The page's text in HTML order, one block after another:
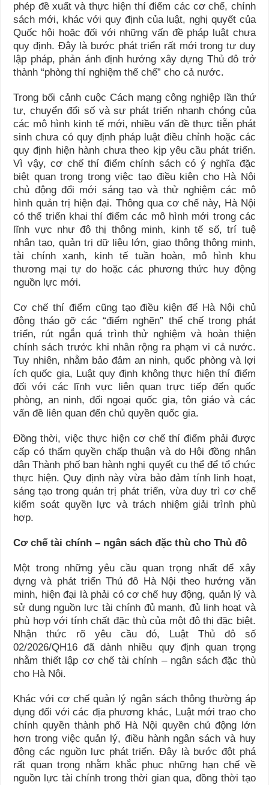
phép đề xuất và thực hiện thí điểm các cơ chế, chính
sách mới, khác với quy định của luật, nghị quyết của
Quốc hội hoặc đối với những vấn đề pháp luật chưa
quy định. Đây là bước phát triển rất mới trong tư duy
lập pháp, phản ánh định hướng xây dựng Thủ đô trở
thành “phòng thí nghiệm thể chế” cho cả nước.
Trong bối cảnh cuộc Cách mạng công nghiệp lần thứ
tư, chuyển đổi số và sự phát triển nhanh chóng của
các mô hình kinh tế mới, nhiều vấn đề thực tiễn phát
sinh chưa có quy định pháp luật điều chỉnh hoặc các
quy định hiện hành chưa theo kịp yêu cầu phát triển.
Vì vậy, cơ chế thí điểm chính sách có ý nghĩa đặc
biệt quan trọng trong việc tạo điều kiện cho Hà Nội
chủ động đổi mới sáng tạo và thử nghiệm các mô
hình quản trị hiện đại. Thông qua cơ chế này, Hà Nội
có thể triển khai thí điểm các mô hình mới trong các
lĩnh vực như đô thị thông minh, kinh tế số, trí tuệ
nhân tạo, quản trị dữ liệu lớn, giao thông thông minh,
tài chính xanh, kinh tế tuần hoàn, mô hình khu
thương mại tự do hoặc các phương thức huy động
nguồn lực mới.
Cơ chế thí điểm cũng tạo điều kiện để Hà Nội chủ
động tháo gỡ các “điểm nghẽn” thể chế trong phát
triển, rút ngắn quá trình thử nghiệm và hoàn thiện
chính sách trước khi nhân rộng ra phạm vi cả nước.
Tuy nhiên, nhằm bảo đảm an ninh, quốc phòng và lợi
ích quốc gia, Luật quy định không thực hiện thí điểm
đối với các lĩnh vực liên quan trực tiếp đến quốc
phòng, an ninh, đối ngoại quốc gia, tôn giáo và các
vấn đề liên quan đến chủ quyền quốc gia.
Đồng thời, việc thực hiện cơ chế thí điểm phải được
cấp có thẩm quyền chấp thuận và do Hội đồng nhân
dân Thành phố ban hành nghị quyết cụ thể để tổ chức
thực hiện. Quy định này vừa bảo đảm tính linh hoạt,
sáng tạo trong quản trị phát triển, vừa duy trì cơ chế
kiểm soát quyền lực và trách nhiệm giải trình phù
hợp.
Cơ chế tài chính – ngân sách đặc thù cho Thủ đô
Một trong những yêu cầu quan trọng nhất để xây
dựng và phát triển Thủ đô Hà Nội theo hướng văn
minh, hiện đại là phải có cơ chế huy động, quản lý và
sử dụng nguồn lực tài chính đủ mạnh, đủ linh hoạt và
phù hợp với tính chất đặc thù của một đô thị đặc biệt.
Nhận thức rõ yêu cầu đó, Luật Thủ đô số
02/2026/QH16 đã dành nhiều quy định quan trọng
nhằm thiết lập cơ chế tài chính – ngân sách đặc thù
cho Hà Nội.
Khác với cơ chế quản lý ngân sách thông thường áp
dụng đối với các địa phương khác, Luật mới trao cho
chính quyền thành phố Hà Nội quyền chủ động lớn
hơn trong việc quản lý, điều hành ngân sách và huy
động các nguồn lực phát triển. Đây là bước đột phá
rất quan trọng nhằm khắc phục những hạn chế về
nguồn lực tài chính trong thời gian qua, đồng thời tạo